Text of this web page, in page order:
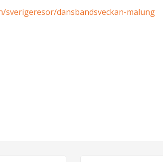
dansbandsveckan-malung